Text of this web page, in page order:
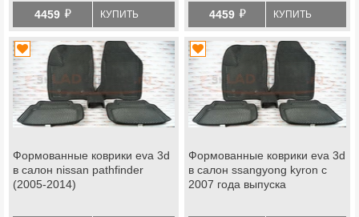
4459 й КУПИТЬ 4459 й КУПИТЬ
Формованные коврики eva 3d
в салон nissan pathfinder
(2005-2014)
Формованные коврики eva 3d
в салон ssangyong kyron с
2007 года выпуска